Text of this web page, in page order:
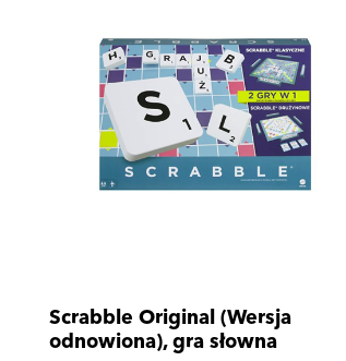
Scrabble Original (Wersja
odnowiona), gra słowna